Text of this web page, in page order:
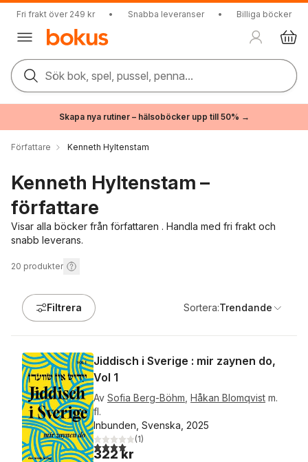
Fri frakt över 249 kr • Snabba leveranser • Billiga böcker
Sök bok, spel, pussel, penna...
Skapa nya rutiner – hälsoböcker upp till 50% →
Författare Kenneth Hyltenstam
Kenneth Hyltenstam –
författare
Visar alla böcker från författaren . Handla med fri frakt och
snabb leverans.
20 produkter
Filtrera Sortera:Trendande
Jiddisch i Sverige : mir zaynen do,
Vol 1
Av Sofia Berg-Böhm Håkan Blomqvist m.
fl.
Inbunden, Svenska, 2025
4,0utav 5 stjärnor. Totalt antal röster:
(1)
322 kr